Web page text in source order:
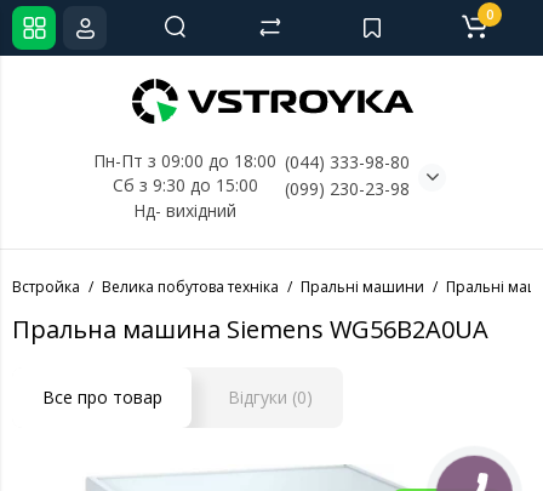
Пн-Пт з 09:00 до 18:00
Сб з 9:30 до 15:00
Нд- вихідний
(044) 333-98-80
(099) 230-23-98
0
Встройка Велика побутова техніка Пральні машини Пральні
Пральна машина Siemens WG56B2A0UA
Все про товар Відгуки (0)